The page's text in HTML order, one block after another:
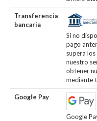
Transferencia
bancaria
Si no
pago
supera
nuestro
obtener
mediante
Google Pay
Google